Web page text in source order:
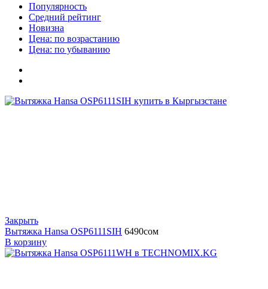
Популярность
Средний рейтинг
Новизна
Цена: по возрастанию
Цена: по убыванию
Закрыть
Вытяжка Hansa OSP6111SIH 6490сом
В корзину